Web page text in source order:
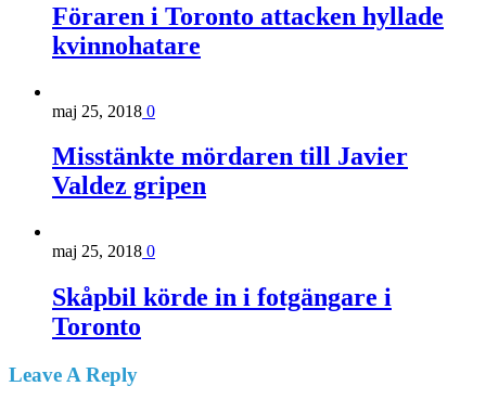
Föraren i Toronto attacken hyllade
kvinnohatare
maj 25, 2018 0
Misstänkte mördaren till Javier
Valdez gripen
maj 25, 2018 0
Skåpbil körde in i fotgängare i
Toronto
Leave A Reply